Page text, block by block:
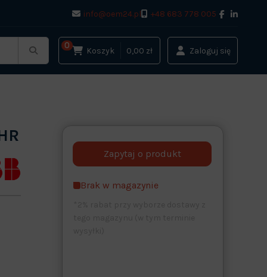
info@oem24.pl +48 683 778 005
0
Koszyk 0,00 zł Zaloguj się
Brak w magazynie